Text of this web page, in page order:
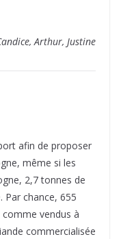
Arthur, Justine
afin de proposer
même si les
2,7 tonnes de
chance, 655
vendus à
commercialisée